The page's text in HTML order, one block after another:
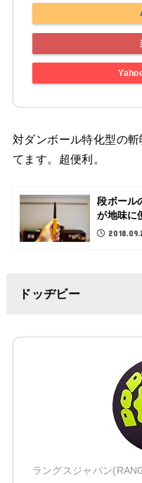
対ダンボール特化型の
てます。超便利。
段ボール
が地味に
ドッヂビー
ラングスジャパン